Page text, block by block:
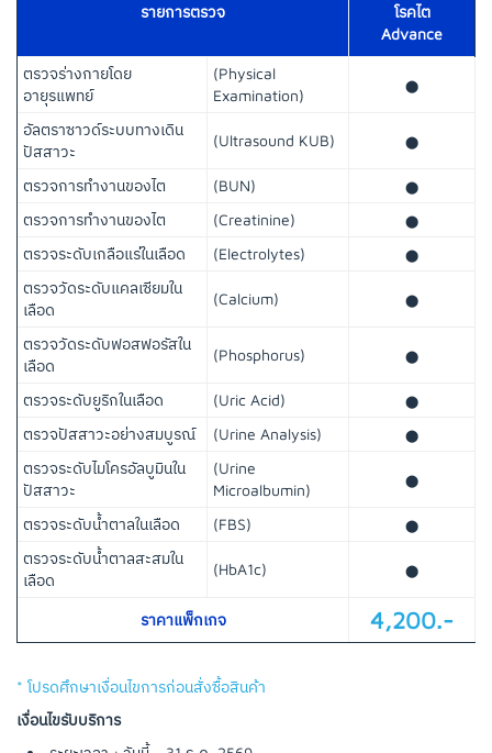
รายการตรวจ
โรคไต
Advance
ตรวจร่างกายโดย
อายุรแพทย์
(Physical
Examination)
⬤
อัลตราซาวด์ระบบทางเดิน
ปัสสาวะ
(Ultrasound KUB) ⬤
ตรวจการทำงานของไต (BUN) ⬤
ตรวจการทำงานของไต (Creatinine) ⬤
ตรวจระดับเกลือแร่ในเลือด (Electrolytes) ⬤
ตรวจวัดระดับแคลเซียมใน
เลือด
(Calcium) ⬤
ตรวจวัดระดับฟอสฟอรัสใน
เลือด
(Phosphorus) ⬤
ตรวจระดับยูริกในเลือด (Uric Acid) ⬤
ตรวจปัสสาวะอย่างสมบูรณ์ (Urine Analysis) ⬤
ตรวจระดับไมโครอัลบูมินใน
ปัสสาวะ
(Urine
Microalbumin)
⬤
ตรวจระดับน้ำตาลในเลือด (FBS) ⬤
ตรวจระดับน้ำตาลสะสมใน
เลือด
(HbA1c) ⬤
ราคาแพ็กเกจ 4,200.-
* โปรดศึกษาเงื่อนไขการก่อนสั่งซื้อสินค้า
เงื่อนไขรับบริการ